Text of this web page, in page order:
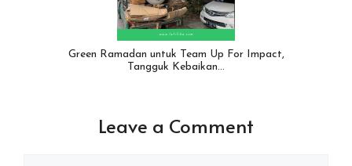
Green Ramadan untuk Team Up For Impact,
Tangguk Kebaikan…
Leave a Comment